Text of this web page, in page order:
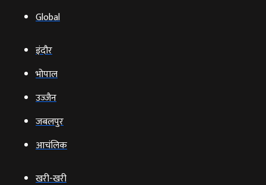
Global
इंदौर
भोपाल
उज्‍जैन
जबलपुर
आचंलिक
खरी-खरी